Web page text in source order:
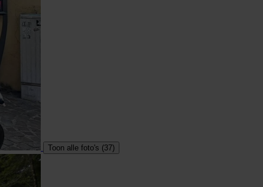
Toon alle foto's (37)